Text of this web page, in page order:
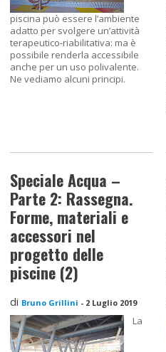
piscina può essere l’ambiente
adatto per svolgere un’attività
terapeutico-riabilitativa: ma è
possibile renderla accessibile
anche per un uso polivalente.
Ne vediamo alcuni principi.
Speciale Acqua –
Parte 2: Rassegna.
Forme, materiali e
accessori nel
progetto delle
piscine (2)
di Bruno Grillini - 2 Luglio 2019
La